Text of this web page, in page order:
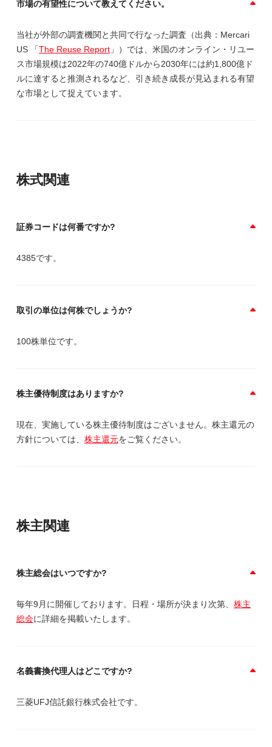
市場の有望性について教えてください。
当社が外部の調査機関と共同で行なった調査（出典：Mercari
US 「The Reuse Report 」）では、米国のオンライン・リユー
ス市場規模は2022年の740億ドルから2030年には約1,800億ド
ルに達すると推測されるなど、引き続き成長が見込まれる有望
な市場として捉えています。
株式関連
証券コードは何番ですか?
4385です。
取引の単位は何株でしょうか?
100株単位です。
株主優待制度はありますか?
現在、実施している株主優待制度はございません。株主還元の
方針については、 株主還元をご覧ください。
株主関連
株主総会はいつですか?
毎年9月に開催しております。日程・場所が決まり次第、 株主
総会に詳細を掲載いたします。
名義書換代理人はどこですか?
三菱UFJ信託銀行株式会社です。